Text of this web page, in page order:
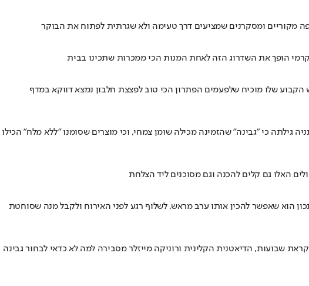
מקוריים ומסקרנים שמציעים דרך טעימה ולא שגרתית לפתוח את הבוקר
הופך את השדרוג הזה לאחת המנות הכי ממכרות שתכינו בבית
שלו מוכיח שלפעמים הפתרון הכי טוב לפצצת חלבון נמצא דווקא במדף
• תושבת נתניה גילתה כי "גבינה" שהזמינה מכילה שומן צמחי, וכי מוצרים שסומנו "ללא מלח" הכילו
האלו גם קלים להכנה וגם מסוכנים ליד הצלחת
הוא שאפשר להכין אותו ערב מראש, לשלוף רגע לפני האירוח ולקבל מנה שסוחטת
שבועות, הדיאטנית הקלינית ורוניקה מייזלר מסבירה למה לא כדאי לבחור גבינה